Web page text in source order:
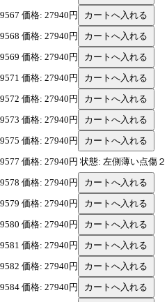
価格: 27940円
価格: 27940円
価格: 27940円
価格: 27940円
価格: 27940円
価格: 27940円
価格: 27940円
価格: 27940円 状態: 左側薄い点傷
価格: 27940円
価格: 27940円
価格: 27940円
価格: 27940円
価格: 27940円
価格: 27940円